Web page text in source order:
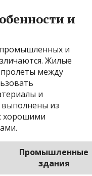
и
и
Жилые
между
и
выполнены из
хорошими
Промышленные
здания